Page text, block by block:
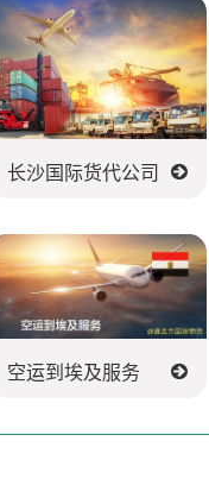
长沙国际货代公司
空运到埃及服务